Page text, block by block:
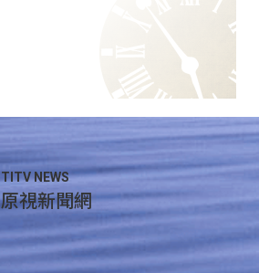
TITV NEWS
原視新聞網